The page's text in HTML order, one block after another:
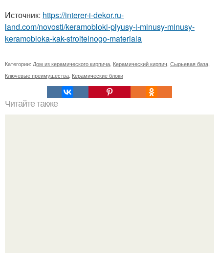
Источник: https://interer-i-dekor.ru-
land.com/novosti/keramobloki-plyusy-i-minusy-minusy-
keramobloka-kak-stroitelnogo-materiala
Категории: Дом из керамического кирпича Керамический кирпич Сырьевая база
Ключевые преимущества Керамические блоки
Читайте также